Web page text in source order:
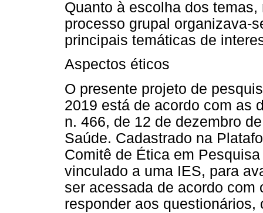
Quanto à escolha dos
processo grupal organizava-
principais temáticas de
Aspectos éticos
O presente projeto de
2019 está de acordo com as
n. 466, de 12 de dezembro
Saúde. Cadastrado na
Comitê de Ética em
vinculado a uma IES, para
ser acessada de acordo com
responder aos questionários,